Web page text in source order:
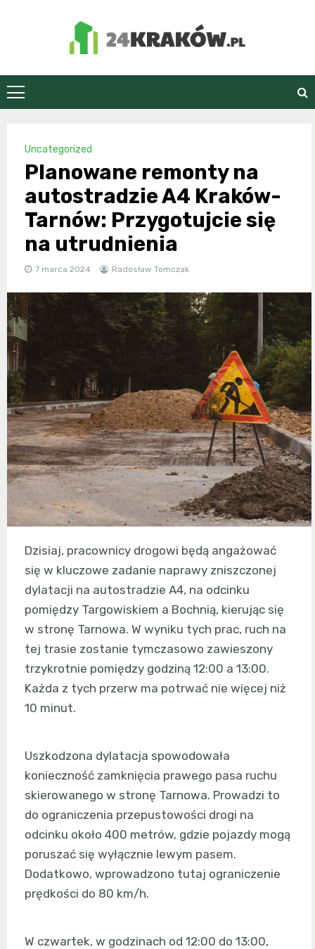
24Kraków.pl
Uncategorized
Planowane remonty na
autostradzie A4 Kraków-
Tarnów: Przygotujcie się
na utrudnienia
7 marca 2024 Radosław Tomczak
Dzisiaj, pracownicy drogowi będą angażować
się w kluczowe zadanie naprawy zniszczonej
dylatacji na autostradzie A4, na odcinku
pomiędzy Targowiskiem a Bochnią, kierując się
w stronę Tarnowa. W wyniku tych prac, ruch na
tej trasie zostanie tymczasowo zawieszony
trzykrotnie pomiędzy godziną 12:00 a 13:00.
Każda z tych przerw ma potrwać nie więcej niż
10 minut.
Uszkodzona dylatacja spowodowała
konieczność zamknięcia prawego pasa ruchu
skierowanego w stronę Tarnowa. Prowadzi to
do ograniczenia przepustowości drogi na
odcinku około 400 metrów, gdzie pojazdy mogą
poruszać się wyłącznie lewym pasem.
Dodatkowo, wprowadzono tutaj ograniczenie
prędkości do 80 km/h.
W czwartek, w godzinach od 12:00 do 13:00,